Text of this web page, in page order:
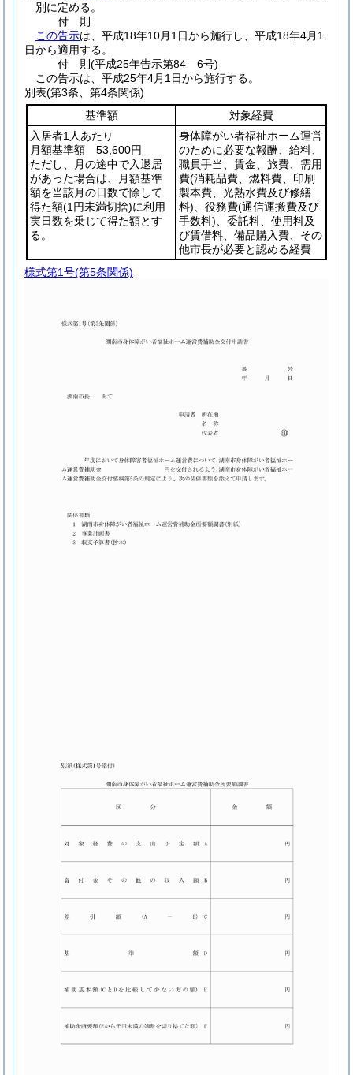
別に定める。
付 則
この告示は、平成18年10月1日から施行し、平成18年4月1
日から適用する。
付 則(平成25年告示第84―6号)
この告示は、平成25年4月1日から施行する。
別表(第3条、第4条関係)
基準額
対象経費
入居者1人あたり
月額基準額 53,600円
ただし、月の途中で入退居
があった場合は、月額基準
額を当該月の日数で除して
得た額(1円未満切捨)に利用
実日数を乗じて得た額とす
る。
身体障がい者福祉ホーム運営
のために必要な報酬、給料、
職員手当、賃金、旅費、需用
費(消耗品費、燃料費、印刷
製本費、光熱水費及び修繕
料) 、役務費(通信運搬費及び
手数料) 、委託料、使用料及
び賃借料、備品購入費、その
他市長が必要と認める経費
様式第1号(第5条関係)